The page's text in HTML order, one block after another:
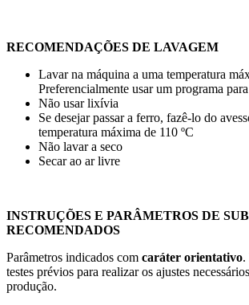
RECOMENDAÇÕES DE LAVAGEM
Lavar na máquina a uma temperatura
Preferencialmente usar um programa
Não usar lixívia
Se desejar passar a ferro, fazê-lo do
temperatura máxima de 110 ºC
Não lavar a seco
Secar ao ar livre
INSTRUÇÕES E PARÂMETROS DE
RECOMENDADOS
Parâmetros indicados com caráter orientativo.
testes prévios para realizar os ajustes
produção.